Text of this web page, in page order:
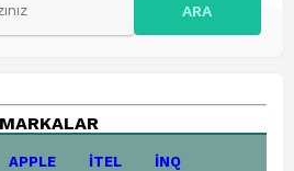
ARA
MARKALAR
APPLE İTEL İNQ